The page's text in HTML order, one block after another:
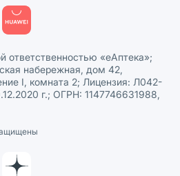
персональных данных
ответственностью «еАптека»;
набережная, дом 42,
I, комната 2; Лицензия: Л042-
г.; ОГРН: 1147746631988,